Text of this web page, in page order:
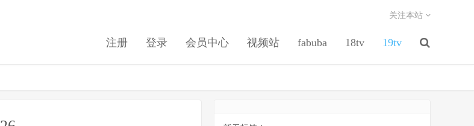
注册 登录 会员中心 视频站 fabuba 18tv 19tv
关注本站